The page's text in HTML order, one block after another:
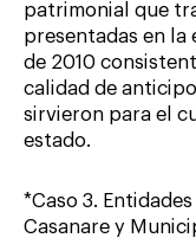
patrimonial que
presentadas en la
de 2010
calidad de
sirvieron para el
estado.
*Caso 3.
Casanare y